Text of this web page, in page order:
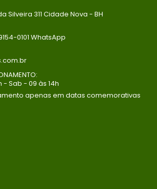
Silveira 311 Cidade Nova - BH
0101 WhatsApp
- Sab - 09 às 14h
apenas em datas comemorativas